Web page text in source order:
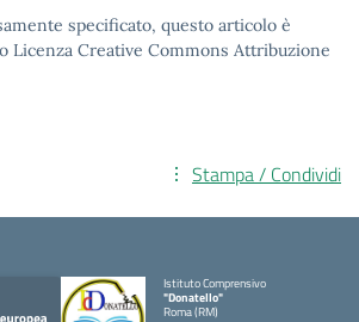
specificato, questo articolo è
Licenza Creative Commons Attribuzione
Stampa / Condividi
Istituto Comprensivo
"Donatello"
Roma (RM)